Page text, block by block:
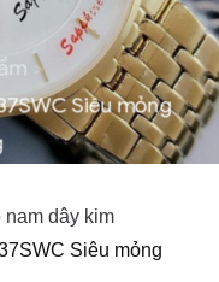
Siêu mỏng
dây kim
Siêu mỏng